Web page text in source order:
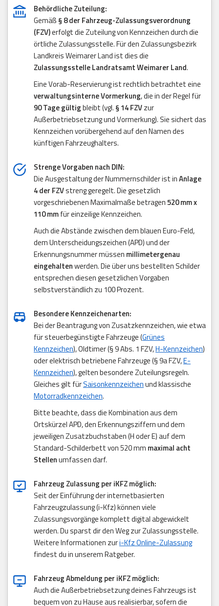
Behördliche Zuteilung:
Gemäß § 8 der Fahrzeug-Zulassungsverordnung
(FZV)erfolgt die Zuteilung von Kennzeichen durch die
örtliche Zulassungsstelle. Für den Zulassungsbezirk
Landkreis Weimarer Land ist dies die
Zulassungsstelle Landratsamt Weimarer Land.
Eine Vorab-Reservierung ist rechtlich betrachtet eine
verwaltungsinterne Vormerkung, die in der Regel für
90 Tage gültigbleibt (vgl. § 14 FZVzur
Außerbetriebsetzung und Vormerkung). Sie sichert das
Kennzeichen vorübergehend auf den Namen des
künftigen Fahrzeughalters.
Strenge Vorgaben nach DIN:
Die Ausgestaltung der Nummernschilder ist inAnlage
4 der FZVstreng geregelt. Die gesetzlich
vorgeschriebenen Maximalmaße betragen520 mm x
110 mmfür einzeilige Kennzeichen.
Auch die Abstände zwischen dem blauen Euro-Feld,
dem Unterscheidungszeichen (APD) und der
Erkennungsnummer müssen millimetergenau
eingehaltenwerden. Die über uns bestellten Schilder
entsprechen diesen gesetzlichen Vorgaben
selbstverständlich zu 100 Prozent.
Besondere Kennzeichenarten:
Bei der Beantragung von Zusatzkennzeichen, wie etwa
für steuerbegünstigte Fahrzeuge (Grünes
Kennzeichen), Oldtimer (§ 9 Abs. 1 FZV,H-Kennzeichen)
oder elektrisch betriebene Fahrzeuge (§ 9a FZV,E-
Kennzeichen), gelten besondere Zuteilungsregeln.
Gleiches gilt fürSaisonkennzeichenund klassische
Motorradkennzeichen.
Bitte beachte, dass die Kombination aus dem
Ortskürzel APD, den Erkennungsziffern und dem
jeweiligen Zusatzbuchstaben (H oder E) auf dem
Standard-Schilderbett von 520 mm maximal acht
Stellenumfassen darf.
Fahrzeug Zulassung per iKFZ möglich:
Seit der Einführung der internetbasierten
Fahrzeugzulassung (i-Kfz) können viele
Zulassungsvorgänge komplett digital abgewickelt
werden. Du sparst dir den Weg zur Zulassungsstelle.
Weitere Informationen zuri-Kfz Online-Zulassung
findest du in unserem Ratgeber.
Fahrzeug Abmeldung per iKFZ möglich:
Auch die Außerbetriebsetzung deines Fahrzeugs ist
bequem von zu Hause aus realisierbar, sofern die